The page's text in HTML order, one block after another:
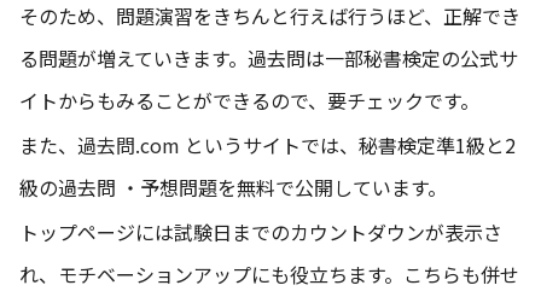
そのため、問題演習をきちんと行えば行うほど、正解でき
る問題が増えていきます。 過去問は一部秘書検定の公式サ
イトからもみることができるので、要チェックです。
また、 過去問.com というサイトでは、秘書検定準1級と2
級の過去問 ・予想問題を無料で公開しています。
トップページには試験日までのカウントダウンが表示さ
れ、モチベーションアップにも役立ちます。こちらも併せ